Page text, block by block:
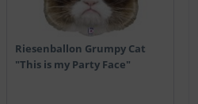
Riesenballon Grumpy Cat
"This is my Party Face"